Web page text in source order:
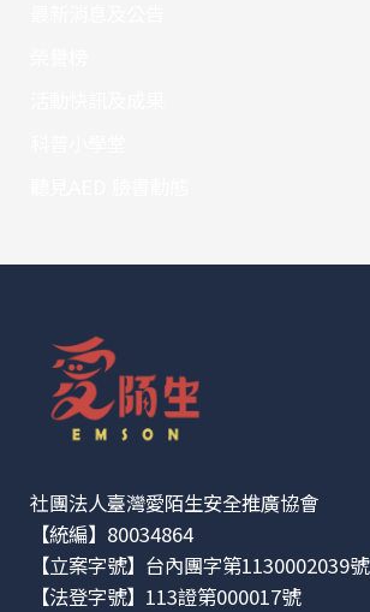
社團法人臺灣愛陌生安全推廣協會
【統編】80034864
【立案字號】台內團字第1130002039號
【法登字號】113證第000017號